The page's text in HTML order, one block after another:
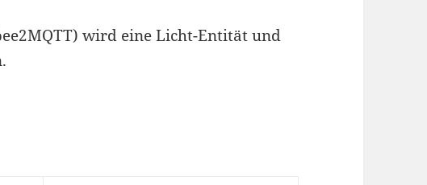
wird eine Licht-Entität und